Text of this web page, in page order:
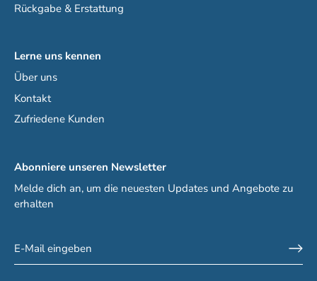
Rückgabe & Erstattung
Lerne uns kennen
Über uns
Kontakt
Zufriedene Kunden
Abonniere unseren Newsletter
Melde dich an, um die neuesten Updates und Angebote zu
erhalten